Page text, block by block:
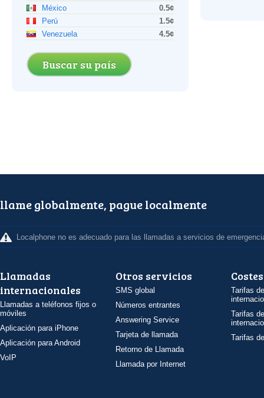
México
0.5¢
Perú
1.5¢
Venezuela
4.5¢
Buscar su país
llame globalmente, pague localmente
Localphone no es adecuado para las llamadas a servicios de
Llamadas
internacionales
Llamadas a teléfonos fijos o
móviles
Aplicación para iPhone
Aplicación para Android
VoIP
Otros servicios
SMS global
Números entrantes
Answering Service
Tarjeta de llamada
Retorno de Llamada
Llamada por Internet
Costes
Tarifas
Tarifas
Tarifas